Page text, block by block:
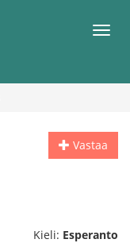
Vastaa
Kieli: Esperanto